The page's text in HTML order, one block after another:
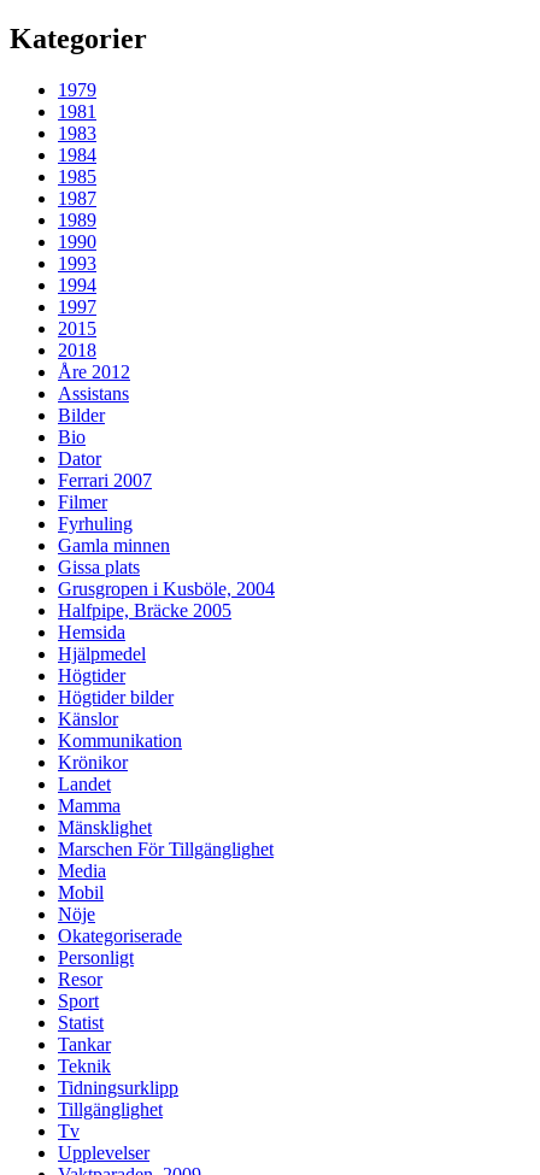
Kategorier
1979
1981
1983
1984
1985
1987
1989
1990
1993
1994
1997
2015
2018
Åre 2012
Assistans
Bilder
Bio
Dator
Ferrari 2007
Filmer
Fyrhuling
Gamla minnen
Gissa plats
Grusgropen i Kusböle, 2004
Halfpipe, Bräcke 2005
Hemsida
Hjälpmedel
Högtider
Högtider bilder
Känslor
Kommunikation
Krönikor
Landet
Mamma
Mänsklighet
Marschen För Tillgänglighet
Media
Mobil
Nöje
Okategoriserade
Personligt
Resor
Sport
Statist
Tankar
Teknik
Tidningsurklipp
Tillgänglighet
Tv
Upplevelser